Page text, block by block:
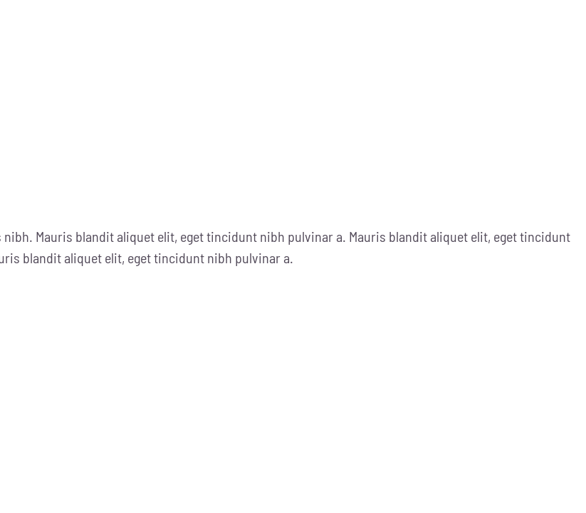
Mauris blandit aliquet elit, eget tincidunt nibh pulvinar a. Mauris blandit aliquet elit, eget tincidunt
blandit aliquet elit, eget tincidunt nibh pulvinar a.